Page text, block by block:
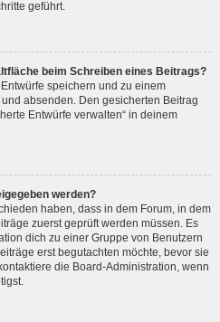
geführt.
beim Schreiben eines Beitrags?
speichern und zu einem
absenden. Den gesicherten Beitrag
Entwürfe verwalten“ in deinem
werden?
haben, dass in dem Forum, in dem
zuerst geprüft werden müssen. Es
dich zu einer Gruppe von Benutzern
erst begutachten möchte, bevor sie
die Board-Administration, wenn